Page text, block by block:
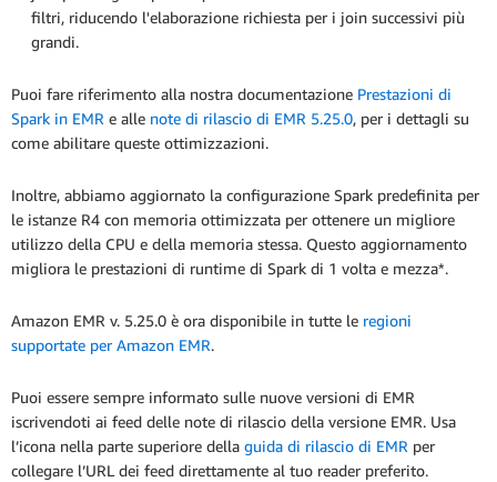
filtri, riducendo l'elaborazione richiesta per i join successivi più
grandi.
Puoi fare riferimento alla nostra documentazione Prestazioni di
Spark in EMR e alle note di rilascio di EMR 5.25.0, per i dettagli su
come abilitare queste ottimizzazioni.
Inoltre, abbiamo aggiornato la configurazione Spark predefinita per
le istanze R4 con memoria ottimizzata per ottenere un migliore
utilizzo della CPU e della memoria stessa. Questo aggiornamento
migliora le prestazioni di runtime di Spark di 1 volta e mezza*.
Amazon EMR v. 5.25.0 è ora disponibile in tutte le regioni
supportate per Amazon EMR.
Puoi essere sempre informato sulle nuove versioni di EMR
iscrivendoti ai feed delle note di rilascio della versione EMR. Usa
l’icona nella parte superiore della guida di rilascio di EMR per
collegare l’URL dei feed direttamente al tuo reader preferito.